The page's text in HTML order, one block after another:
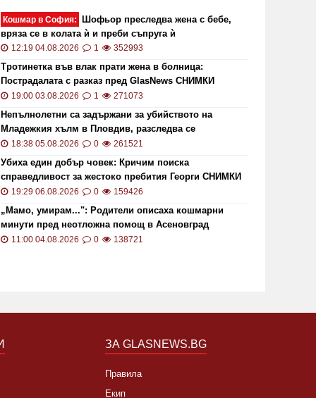
Кошмар в София:
Шофьор преследва жена с бебе,
вряза се в колата ѝ и преби съпруга ѝ
12:19 04.08.2026 1 352993
Тротинетка във влак прати жена в болница:
Пострадалата с разказ пред GlasNews СНИМКИ
19:00 03.08.2026 1 271073
Непълнолетни са задържани за убийството на
Младежкия хълм в Пловдив, разследва се
хомофобски мотив
18:38 05.08.2026 0 261521
Убиха един добър човек: Кричим поиска
справедливост за жестоко пребития Георги СНИМКИ
и ВИДЕО
19:29 06.08.2026 0 159426
„Мамо, умирам...": Родители описаха кошмарни
минути пред неотложна помощ в Асеновград
11:00 04.08.2026 0 138721
ЗА GLASNEWS.BG
Правила
Екип